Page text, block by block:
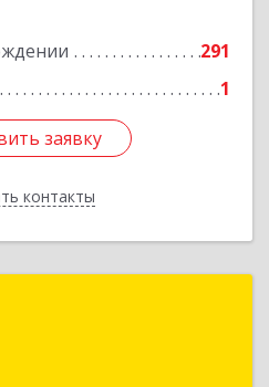
291
1
заявку
контакты
Подробнее
заявку
Грозный г, Путина пр-